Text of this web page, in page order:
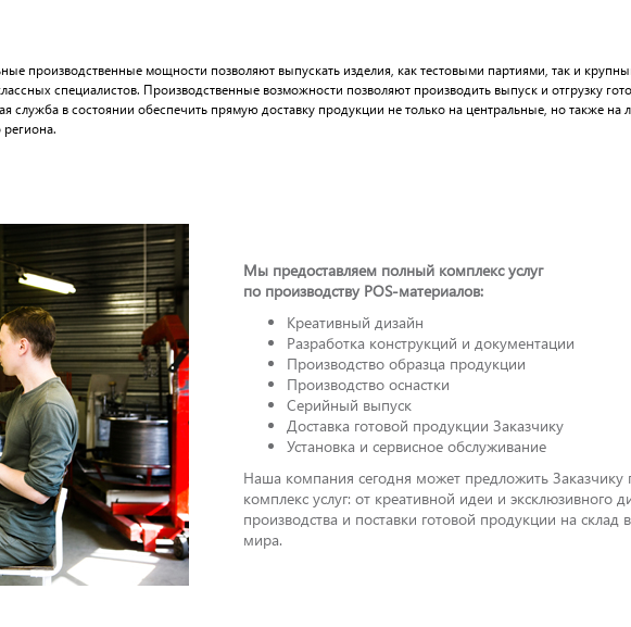
производственные мощности позволяют выпускать изделия, как тестовыми партиями, так и
специалистов. Производственные возможности позволяют производить выпуск и отгрузку
служба в состоянии обеспечить прямую доставку продукции не только на центральные, но также на
Мы предоставляем полный комплекс услуг
по производству POS-материалов:
Креативный дизайн
Разработка конструкций и документации
Производство образца продукции
Производство оснастки
Серийный выпуск
Доставка готовой продукции Заказчику
Установка и сервисное обслуживание
Наша компания сегодня может предложить Заказчику
комплекс услуг: от креативной идеи и эксклюзивного
производства и поставки готовой продукции на склад
мира.